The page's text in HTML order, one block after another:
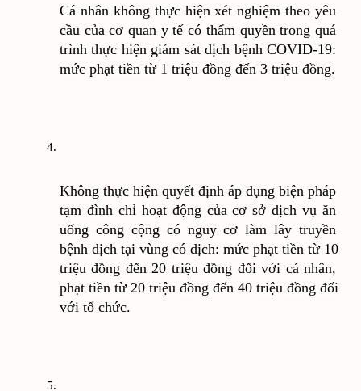
Cá nhân không thực hiện xét nghiệm theo yêu
cầu của cơ quan y tế có thẩm quyền trong quá
trình thực hiện giám sát dịch bệnh COVID-19:
mức phạt tiền từ 1 triệu đồng đến 3 triệu đồng.
Không thực hiện quyết định áp dụng biện pháp
tạm đình chỉ hoạt động của cơ sở dịch vụ ăn
uống công cộng có nguy cơ làm lây truyền
bệnh dịch tại vùng có dịch: mức phạt tiền từ 10
triệu đồng đến 20 triệu đồng đối với cá nhân,
phạt tiền từ 20 triệu đồng đến 40 triệu đồng đối
với tổ chức.